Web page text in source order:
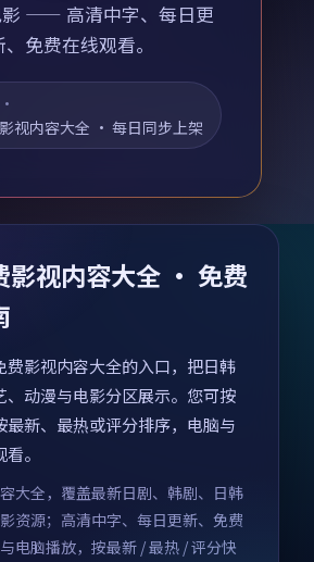
影 —— 高清中字、每日更
、免费在线观看。
·
视内容大全 · 每日同步上架
影视内容大全 · 免费
费影视内容大全的入口，把日韩
、动漫与电影分区展示。您可按
最新、最热或评分排序，电脑与
。
大全，覆盖最新日剧、韩剧、日韩
资源；高清中字、每日更新、免费
电脑播放，按最新 / 最热 / 评分快